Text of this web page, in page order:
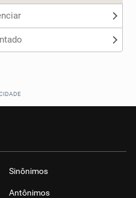
Sinônimos
Antônimos